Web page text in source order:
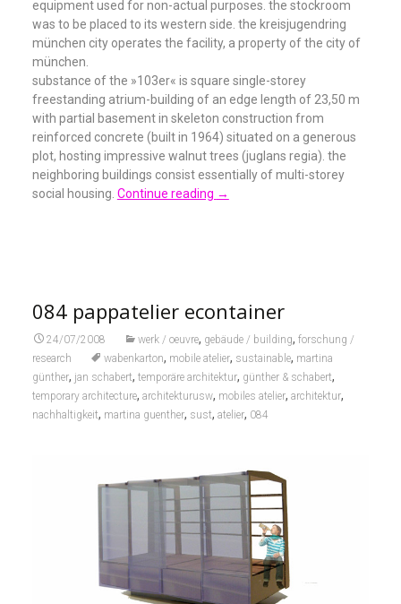
equipment used for non-actual purposes. the stockroom
was to be placed to its western side. the kreisjugendring
münchen city operates the facility, a property of the city of
münchen.
substance of the »103er« is square single-storey
freestanding atrium-building of an edge length of 23,50 m
with partial basement in skeleton construction from
reinforced concrete (built in 1964) situated on a generous
plot, hosting impressive walnut trees (juglans regia). the
neighboring buildings consist essentially of multi-storey
social housing. Continue reading →
084 pappatelier econtainer
24/07/2008 werk / oeuvre, gebäude / building, forschung /
research
wabenkarton, mobile atelier, sustainable, martina
günther, jan schabert, temporäre architektur, günther & schabert,
temporary architecture, architekturusw, mobiles atelier, architektur,
nachhaltigkeit, martina guenther, sust, atelier, 084